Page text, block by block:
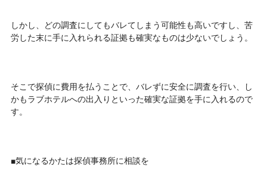
しかし、どの調査にしてもバレてしまう可能性も高いですし、苦
労した末に手に入れられる証拠も確実なものは少ないでしょう。
そこで探偵に費用を払うことで、バレずに安全に調査を行い、し
かもラブホテルへの出入りといった確実な証拠を手に入れるので
す。
■気になるかたは探偵事務所に相談を